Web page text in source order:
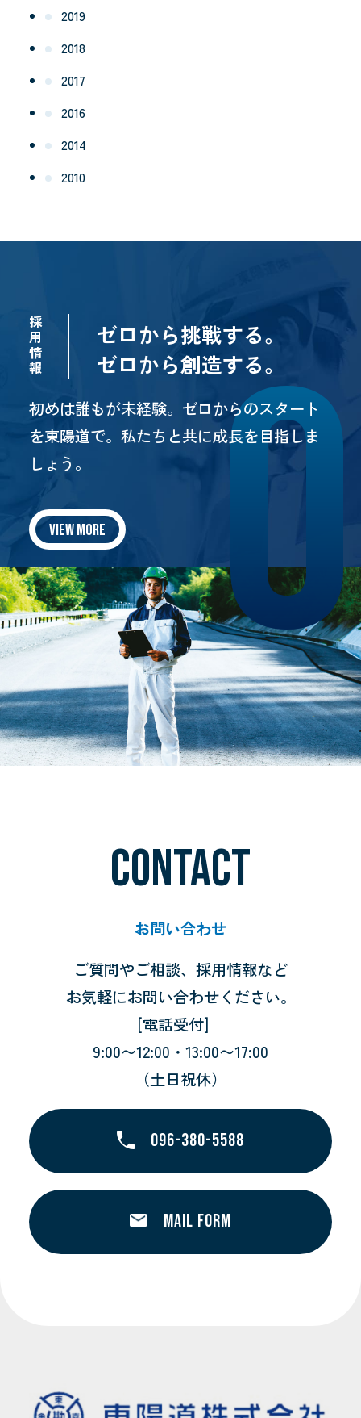
2019
2018
2017
2016
2014
2010
採
用
情
報
ゼロから挑戦する。
ゼロから創造する。
初めは誰もが未経験。ゼロからのスタート
を東陽道で。 私たちと共に成長を目指しま
しょう。
VIEW MORE
CONTACT
お問い合わせ
ご質問やご相談、採用情報など
お気軽にお問い合わせください。
[電話受付]
9:00〜12:00・13:00〜17:00
（土日祝休）
096-380-5588
MAIL FORM